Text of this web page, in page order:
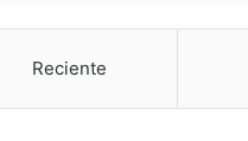
Reciente